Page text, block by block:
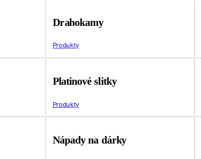
Drahokamy
Produkty
Platinové slitky
Produkty
Nápady na dárky